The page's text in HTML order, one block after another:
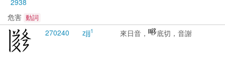
2938
危害 動詞
270240 zjịj1 來日音， 底切，音謝